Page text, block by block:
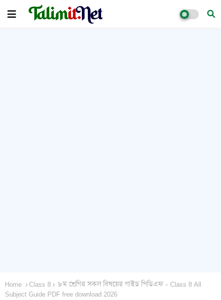
Home Class 8
৮ম শ্রেণির সকল বিষয়ের গাইড পিডিএফ - Class 8 All
Subject Guide PDF free download 2026